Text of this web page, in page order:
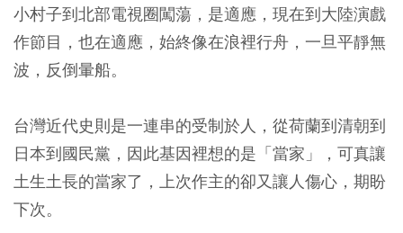
小村子到北部電視圈闖蕩，是適應，現在到大陸演戲
作節目，也在適應，始終像在浪裡行舟，一旦平靜無
波，反倒暈船。
台灣近代史則是一連串的受制於人，從荷蘭到清朝到
日本到國民黨，因此基因裡想的是「當家」，可真讓
土生土長的當家了，上次作主的卻又讓人傷心，期盼
下次。